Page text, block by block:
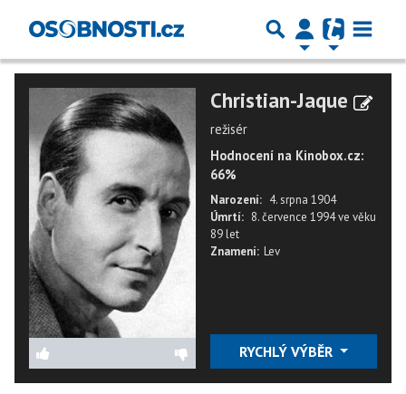
Christian-Jaque
režisér
Hodnocení na Kinobox.cz:
66%
Narození: 4. srpna 1904
Úmrtí: 8. července 1994ve věku
89 let
Znamení: Lev
RYCHLÝ VÝBĚR